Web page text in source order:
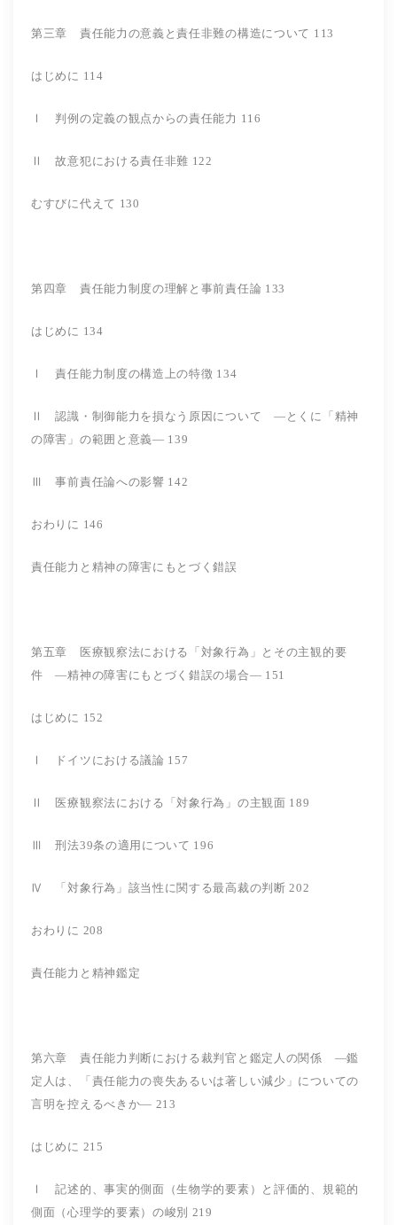
第三章 責任能力の意義と責任非難の構造について 113
はじめに 114
Ⅰ 判例の定義の観点からの責任能力 116
Ⅱ 故意犯における責任非難 122
むすびに代えて 130
第四章 責任能力制度の理解と事前責任論 133
はじめに 134
Ⅰ 責任能力制度の構造上の特徴 134
Ⅱ 認識・制御能力を損なう原因について ―とくに「精神
の障害」の範囲と意義― 139
Ⅲ 事前責任論への影響 142
おわりに 146
責任能力と精神の障害にもとづく錯誤
第五章 医療観察法における「対象行為」とその主観的要
件 ―精神の障害にもとづく錯誤の場合― 151
はじめに 152
Ⅰ ドイツにおける議論 157
Ⅱ 医療観察法における「対象行為」の主観面 189
Ⅲ 刑法39条の適用について 196
Ⅳ 「対象行為」該当性に関する最高裁の判断 202
おわりに 208
責任能力と精神鑑定
第六章 責任能力判断における裁判官と鑑定人の関係 ―鑑
定人は、「責任能力の喪失あるいは著しい減少」についての
言明を控えるべきか― 213
はじめに 215
Ⅰ 記述的、事実的側面（生物学的要素）と評価的、規範的
側面（心理学的要素）の峻別 219